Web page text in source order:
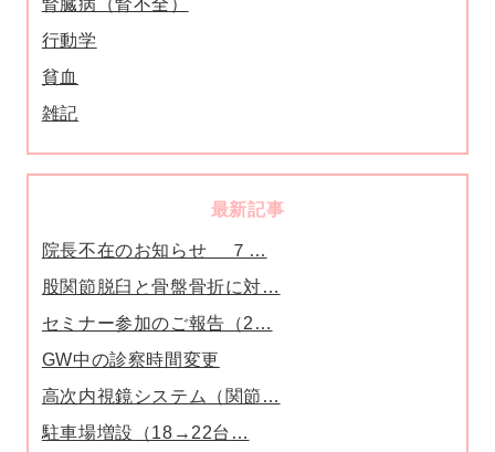
行動学
貧血
雑記
最新記事
院長不在のお知らせ ７…
股関節脱臼と骨盤骨折に対…
セミナー参加のご報告（2…
GW中の診察時間変更
高次内視鏡システム（関節…
駐車場増設（18→22台…